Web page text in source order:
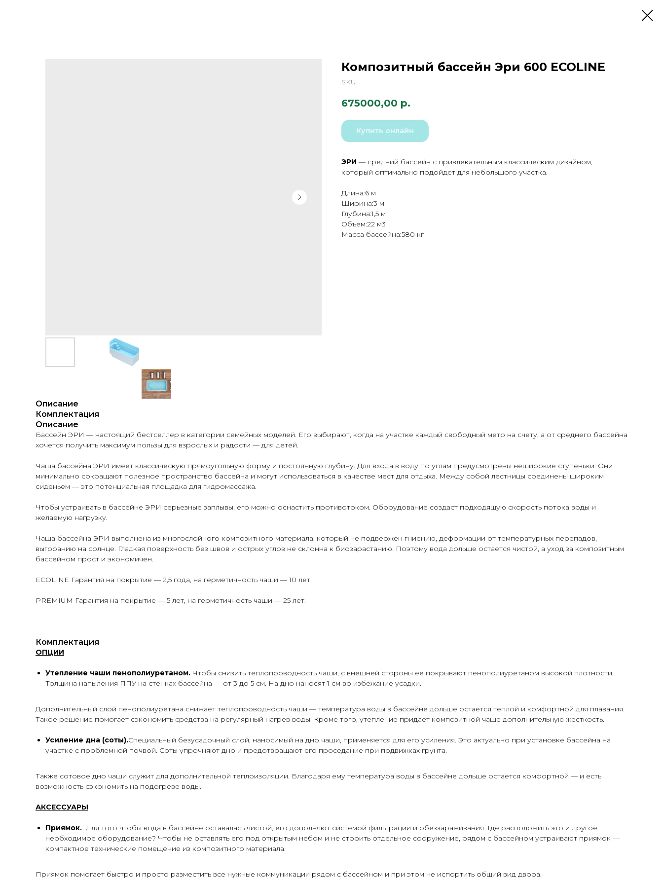
Композитный бассейн Эри 600 ECOLINE
SKU:
675000,00 р.
Купить онлайн
ЭРИ — средний бассейн с привлекательным классическим дизайном,
который оптимально подойдет для небольшого участка.
Длина:6 м
Ширина:3 м
Глубина:1,5 м
Объем:22 м3
Масса бассейна:580 кг
Описание
Комплектация
Описание
Бассейн ЭРИ — настоящий бестселлер в категории семейных моделей. Его выбирают, когда на участке каждый свободный метр на счету, а от среднего бассейна
хочется получить максимум пользы для взрослых и радости — для детей.
Чаша бассейна ЭРИ имеет классическую прямоугольную форму и постоянную глубину. Для входа в воду по углам предусмотрены неширокие ступеньки. Они
минимально сокращают полезное пространство бассейна и могут использоваться в качестве мест для отдыха. Между собой лестницы соединены широким
сиденьем — это потенциальная площадка для гидромассажа.
Чтобы устраивать в бассейне ЭРИ серьезные заплывы, его можно оснастить противотоком. Оборудование создаст подходящую скорость потока воды и
желаемую нагрузку.
Чаша бассейна ЭРИ выполнена из многослойного композитного материала, который не подвержен гниению, деформации от температурных перепадов,
выгоранию на солнце. Гладкая поверхность без швов и острых углов не склонна к биозарастанию. Поэтому вода дольше остается чистой, а уход за композитным
бассейном прост и экономичен.
ECOLINE Гарантия на покрытие — 2,5 года, на герметичность чаши — 10 лет.
PREMIUM Гарантия на покрытие — 5 лет, на герметичность чаши — 25 лет.
Комплектация
ОПЦИИ
Утепление чаши пенополиуретаном. Чтобы снизить теплопроводность чаши, с внешней стороны ее покрывают пенополиуретаном высокой плотности.
Толщина напыления ППУ на стенках бассейна — от 3 до 5 см. На дно наносят 1 см во избежание усадки.
Дополнительный слой пенополиуретана снижает теплопроводность чаши — температура воды в бассейне дольше остается теплой и комфортной для плавания.
Такое решение помогает сэкономить средства на регулярный нагрев воды. Кроме того, утепление придает композитной чаше дополнительную жесткость.
Усиление дна (соты).Специальный безусадочный слой, наносимый на дно чаши, применяется для его усиления. Это актуально при установке бассейна на
участке с проблемной почвой. Соты упрочняют дно и предотвращают его проседание при подвижках грунта.
Также сотовое дно чаши служит для дополнительной теплоизоляции. Благодаря ему температура воды в бассейне дольше остается комфортной — и есть
возможность сэкономить на подогреве воды.
АКСЕССУАРЫ
Приямок. Для того чтобы вода в бассейне оставалась чистой, его дополняют системой фильтрации и обеззараживания. Где расположить это и другое
необходимое оборудование? Чтобы не оставлять его под открытым небом и не строить отдельное сооружение, рядом с бассейном устраивают приямок —
компактное технические помещение из композитного материала.
Приямок помогает быстро и просто разместить все нужные коммуникации рядом с бассейном и при этом не испортить общий вид двора.